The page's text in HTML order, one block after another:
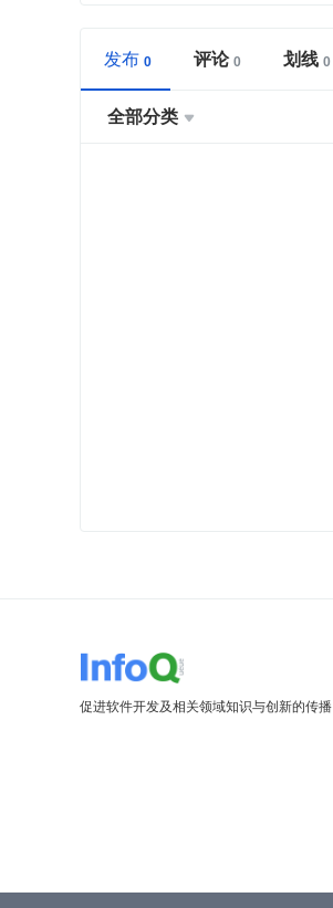
发布 评论 划线
全部分类 
促进软件开发及相关领域知识与创新的传播